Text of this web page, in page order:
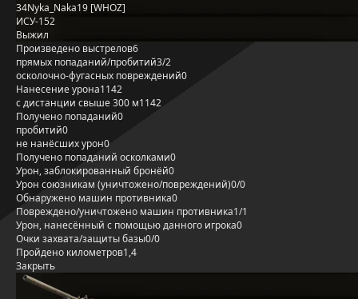
34Nyka_Naka19 [WHOZ]
ИСУ-152
Выжил
Произведено выстрелов6
прямых попаданий/пробитий3/2
осколочно-фугасных повреждений0
Нанесение урона1142
с дистанции свыше 300 м1142
Получено попаданий0
пробитий0
не нанёсших урон0
Получено попаданий осколками0
Урон, заблокированный бронёй0
Урон союзникам (уничтожено/повреждений)0/0
Обнаружено машин противника0
Повреждено/уничтожено машин противника1/1
Урон, нанесённый с помощью данного игрока0
Очки захвата/защиты базы0/0
Пройдено километров1,4
Закрыть